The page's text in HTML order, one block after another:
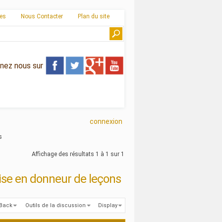
Nous Contacter Plan du site
nous sur
connexion
Affichage des résultats 1 à 1 sur 1
en donneur de leçons
Outils de la discussion Display